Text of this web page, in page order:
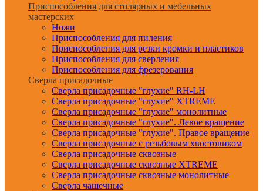
Приспособления для столярных и мебельных
мастерских
Ножи
Приспособления для пиления
Приспособления для резки кромки и пластиков
Приспособления для сверления
Приспособления для фрезерования
Сверла присадочные
Сверла присадочные "глухие" RH-LH
Сверла присадочные "глухие" XTREME
Сверла присадочные "глухие" монолитные
Сверла присадочные "глухие". Левое вращение
Сверла присадочные "глухие". Правое вращение
Сверла присадочные с резьбовым хвостовиком
Сверла присадочные сквозные
Сверла присадочные сквозные XTREME
Сверла присадочные сквозные монолитные
Сверла чашечные